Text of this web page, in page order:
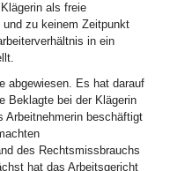
als freie
und zu keinem Zeitpunkt
in ein
abgewiesen. Es hat darauf
Beklagte bei der Klägerin
Arbeitnehmerin beschäftigt
des Rechtsmissbrauchs
hat das Arbeitsgericht